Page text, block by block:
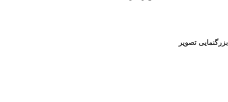
بزرگنمایی تصویر